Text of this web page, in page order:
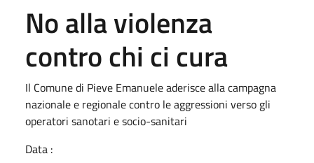
No alla violenza
contro chi ci cura
Il Comune di Pieve Emanuele aderisce alla campagna
nazionale e regionale contro le aggressioni verso gli
operatori sanotari e socio-sanitari
Data :